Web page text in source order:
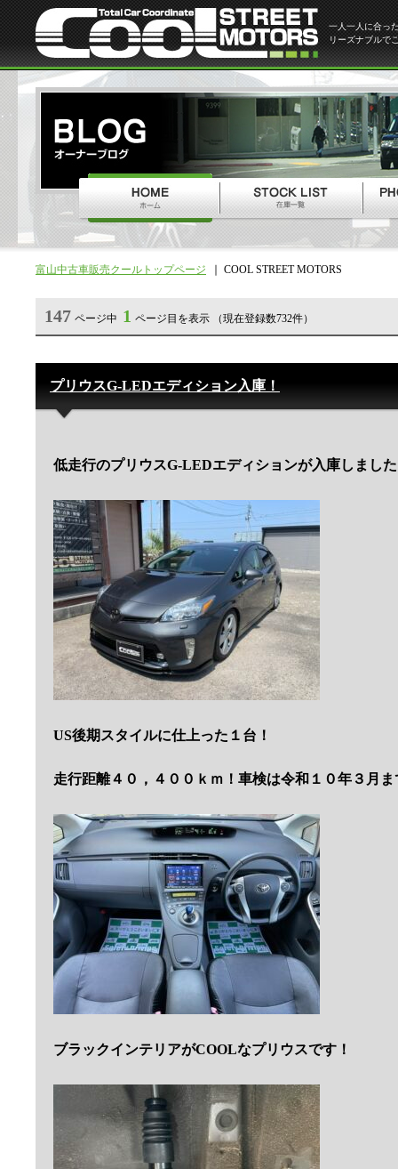
一人一人に合っ
リーズナブルで
富山中古車販売クールトップページ COOL STREET MOTORS
147 ページ中 1 ページ目を表示 （現在登録数732件）
プリウスG-LEDエディション入庫！
低走行のプリウスG-LEDエディションが入庫しまし
US後期スタイルに仕上った１台！
走行距離４０，４００ｋｍ！車検は令和１０年３月
ブラックインテリアがCOOLなプリウスです！